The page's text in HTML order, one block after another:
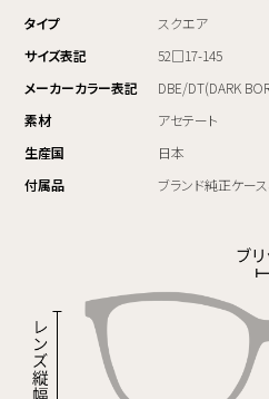
タイプ
スクエア
サイズ表記
52□17-145
メーカーカラー表記
DBE/DT(DARK
素材
アセテート
生産国
日本
付属品
ブランド純正ケー